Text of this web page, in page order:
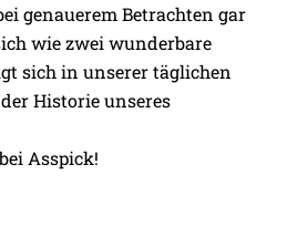
genauerem Betrachten gar
wie zwei wunderbare
sich in unserer täglichen
Historie unseres
Asspick!